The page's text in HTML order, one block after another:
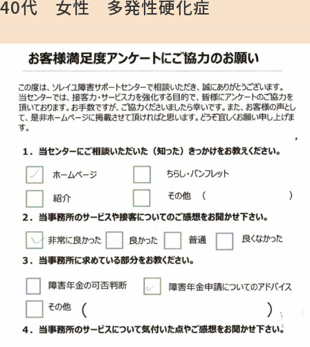
40代 女性 多発性硬化症